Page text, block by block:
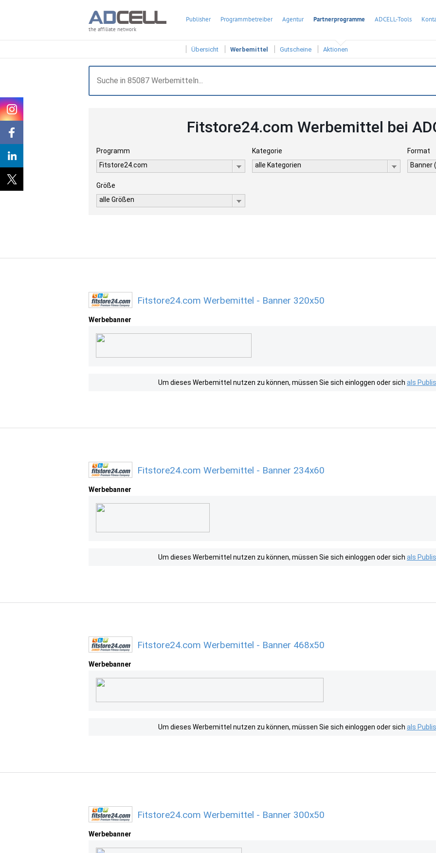
the affiliate network
Publisher Programmbetreiber Agentur Partnerprogramme ADCELL-Tools
Übersicht Werbemittel Gutscheine Aktionen
Fitstore24.com Werbemittel bei
Programm
Fitstore24.com
Kategorie
alle Kategorien
Format
Banner
Größe
alle Größen
Fitstore24.com Werbemittel - Banner 320x50
Werbebanner
Um dieses Werbemittel nutzen zu können, müssen Sie sich einloggen oder sich als
Fitstore24.com Werbemittel - Banner 234x60
Werbebanner
Um dieses Werbemittel nutzen zu können, müssen Sie sich einloggen oder sich als
Fitstore24.com Werbemittel - Banner 468x50
Werbebanner
Um dieses Werbemittel nutzen zu können, müssen Sie sich einloggen oder sich als
Fitstore24.com Werbemittel - Banner 300x50
Werbebanner